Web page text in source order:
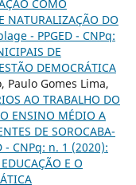
COMO
NATURALIZAÇÃO DO
- PPGED - CNPq:
DE
DEMOCRÁTICA
Paulo Gomes Lima,
AO TRABALHO DO
ENSINO MÉDIO A
DE SOROCABA-
- CNPq: n. 1 (2020):
E O